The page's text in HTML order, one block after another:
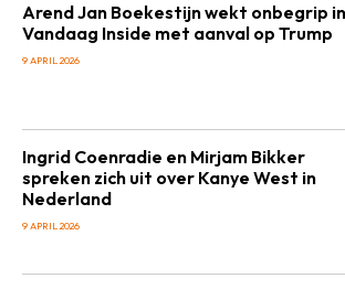
Arend Jan Boekestijn wekt onbegrip in
Vandaag Inside met aanval op Trump
9 APRIL 2026
Ingrid Coenradie en Mirjam Bikker
spreken zich uit over Kanye West in
Nederland
9 APRIL 2026